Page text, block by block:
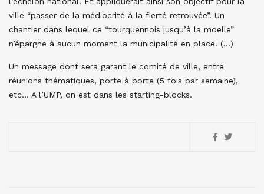
ville “passer de la médiocrité à la fierté retrouvée”. Un
chantier dans lequel ce “tourquennois jusqu’à la moelle”
n’épargne à aucun moment la municipalité en place. (…)
Un message dont sera garant le comité de ville, entre
réunions thématiques, porte à porte (5 fois par semaine),
etc… A l’UMP, on est dans les starting-blocks.